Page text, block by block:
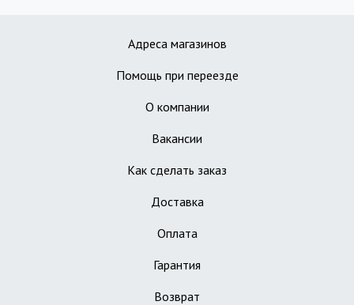
Адреса магазинов
Помощь при переезде
О компании
Вакансии
Как сделать заказ
Доставка
Оплата
Гарантия
Возврат